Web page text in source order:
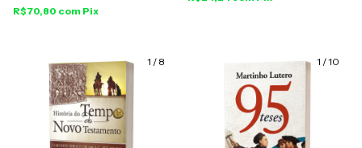
R$70,80 com Pix
1 / 8 1 /10